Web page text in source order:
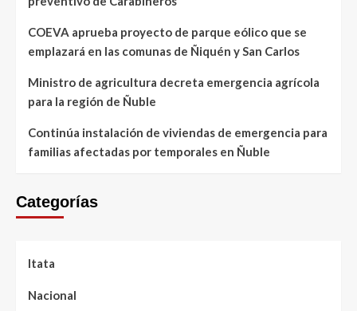
COEVA aprueba proyecto de parque eólico que se
emplazará en las comunas de Ñiquén y San Carlos
Ministro de agricultura decreta emergencia agrícola
para la región de Ñuble
Continúa instalación de viviendas de emergencia para
familias afectadas por temporales en Ñuble
Categorías
Itata
Nacional